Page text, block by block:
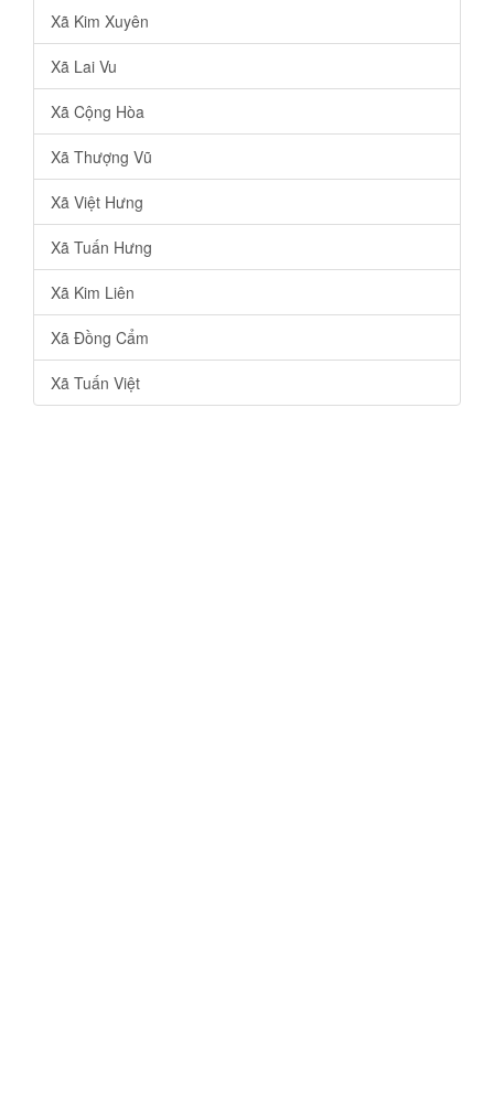
Xã Kim Xuyên
Xã Lai Vu
Xã Cộng Hòa
Xã Thượng Vũ
Xã Việt Hưng
Xã Tuấn Hưng
Xã Kim Liên
Xã Đồng Cẩm
Xã Tuấn Việt